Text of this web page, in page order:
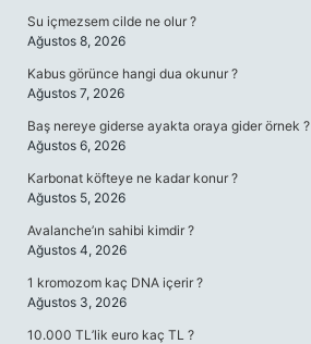
Su içmezsem cilde ne olur ?
Ağustos 8, 2026
Kabus görünce hangi dua okunur ?
Ağustos 7, 2026
Baş nereye giderse ayakta oraya gider örnek ?
Ağustos 6, 2026
Karbonat köfteye ne kadar konur ?
Ağustos 5, 2026
Avalanche’ın sahibi kimdir ?
Ağustos 4, 2026
1 kromozom kaç DNA içerir ?
Ağustos 3, 2026
10.000 TL’lik euro kaç TL ?